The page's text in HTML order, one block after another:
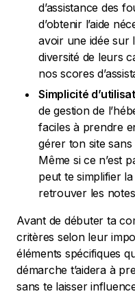
d’assistance des
d’obtenir l’aide
avoir une idée sur
diversité de leurs
nos scores
Simplicité
de gestion de
faciles à prendre
gérer ton site
Même si ce n’est
peut te simplifier
retrouver les
Avant de débuter ta
critères selon leur
éléments spécifiques
démarche t’aidera à
sans te laisser